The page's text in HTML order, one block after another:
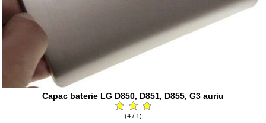
Capac baterie LG D850, D851, D855, G3 auriu
(4 / 1)